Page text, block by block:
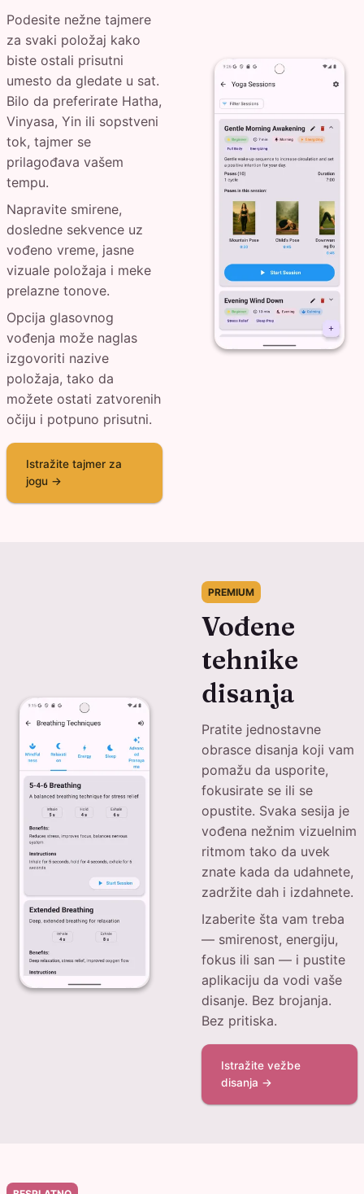
Podesite nežne tajmere
za svaki položaj kako
biste ostali prisutni
umesto da gledate u sat.
Bilo da preferirate Hatha,
Vinyasa, Yin ili sopstveni
tok, tajmer se
prilagođava vašem
tempu.
Napravite smirene,
dosledne sekvence uz
vođeno vreme, jasne
vizuale položaja i meke
prelazne tonove.
Opcija glasovnog
vođenja može naglas
izgovoriti nazive
položaja, tako da
možete ostati zatvorenih
očiju i potpuno prisutni.
Istražite tajmer za
jogu →
PREMIUM
Vođene
tehnike
disanja
Pratite jednostavne
obrasce disanja koji vam
pomažu da usporite,
fokusirate se ili se
opustite. Svaka sesija je
vođena nežnim vizuelnim
ritmom tako da uvek
znate kada da udahnete,
zadržite dah i izdahnete.
Izaberite šta vam treba
— smirenost, energiju,
fokus ili san — i pustite
aplikaciju da vodi vaše
disanje. Bez brojanja.
Bez pritiska.
Istražite vežbe
disanja →